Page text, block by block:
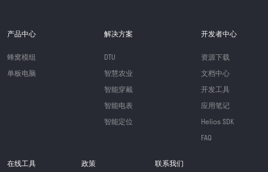
产品中心
蜂窝模组
单板电脑
解决方案
DTU
智慧农业
智能穿戴
智能电表
智能定位
开发者中心
资源下载
文档中心
开发工具
应用笔记
Helios SDK
FAQ
在线工具 政策 联系我们